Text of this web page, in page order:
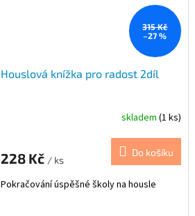
315 Kč
–27 %
Houslová knížka pro radost 2díl
skladem (1 ks)
228 Kč / ks
Do košíku
Pokračování úspěšné školy na housle